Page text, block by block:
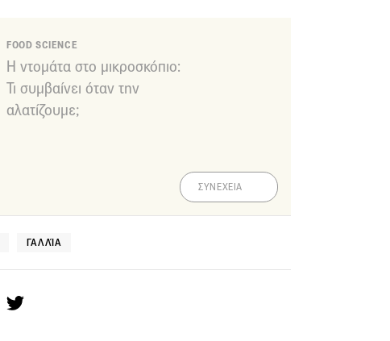
FOOD SCIENCE
Η ντομάτα στο μικροσκόπιο:
Τι συμβαίνει όταν την
αλατίζουμε;
ΣΥΝΕΧΕΙΑ
ΓΑΛΛΊΑ